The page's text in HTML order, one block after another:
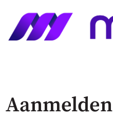
Aanmelden